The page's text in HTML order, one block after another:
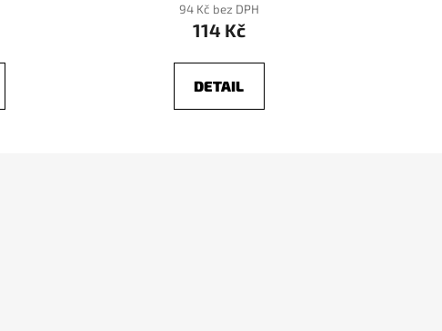
94 Kč bez DPH
114 Kč
DETAIL